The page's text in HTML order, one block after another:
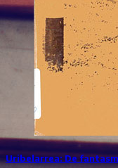
Uribelarrea: De